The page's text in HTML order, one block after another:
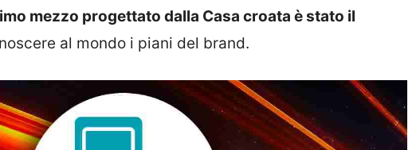
mezzo progettato dalla Casa croata è stato il
al mondo i piani del brand.